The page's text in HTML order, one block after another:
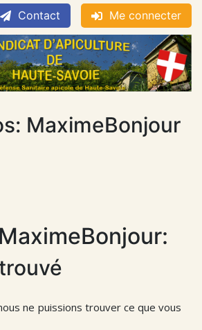
Contact Me connecter
MaximeBonjour
ne puissions trouver ce que vous